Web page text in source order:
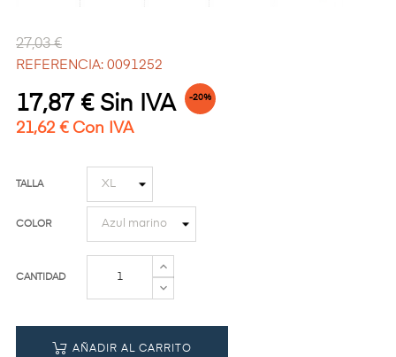
27,03 €
REFERENCIA: 0091252
17,87 € Sin IVA -20%
21,62 € Con IVA
TALLA
COLOR
CANTIDAD
AÑADIR AL CARRITO